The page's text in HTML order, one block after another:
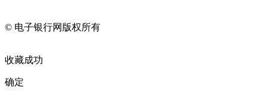
© 电子银行网版权所有
收藏成功
确定